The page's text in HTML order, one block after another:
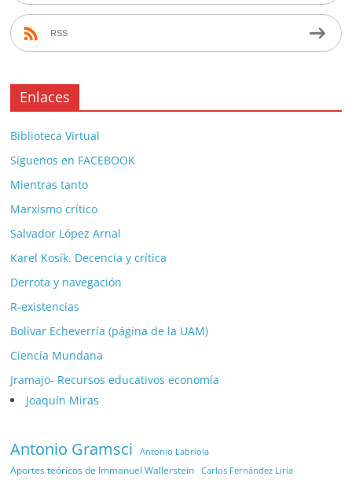
RSS
Enlaces
Biblioteca Virtual
Síguenos en FACEBOOK
Mientras tanto
Marxismo crítico
Salvador López Arnal
Karel Kosík. Decencia y crítica
Derrota y navegación
R-existencias
Bolívar Echeverría (página de la UAM)
Ciencía Mundana
Jramajo- Recursos educativos economía
Joaquín Miras
Antonio Gramsci Antonio Labriola
Aportes teóricos de Immanuel Wallerstein Carlos Fernández Liria